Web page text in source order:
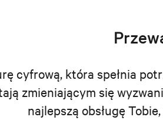
cyfrową, która spełnia
zmieniającym się
najlepszą obsługę